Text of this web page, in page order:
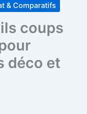
& Comparatifs
coups
déco et